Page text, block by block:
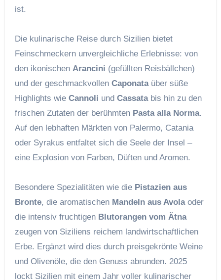
ist.
Die kulinarische Reise durch Sizilien bietet
Feinschmeckern unvergleichliche Erlebnisse: von
den ikonischen Arancini (gefüllten Reisbällchen)
und der geschmackvollen Caponataüber süße
Highlights wie Cannoli und Cassatabis hin zu den
frischen Zutaten der berühmten Pasta alla Norma.
Auf den lebhaften Märkten von Palermo, Catania
oder Syrakus entfaltet sich die Seele der Insel –
eine Explosion von Farben, Düften und Aromen.
Besondere Spezialitäten wie die Pistazien aus
Bronte, die aromatischen Mandeln aus Avolaoder
die intensiv fruchtigen Blutorangen vom Ätna
zeugen von Siziliens reichem landwirtschaftlichen
Erbe. Ergänzt wird dies durch preisgekrönte Weine
und Olivenöle, die den Genuss abrunden. 2025
lockt Sizilien mit einem Jahr voller kulinarischer